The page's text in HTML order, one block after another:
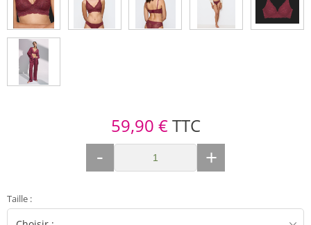
59,90 €TTC
- +
Taille :